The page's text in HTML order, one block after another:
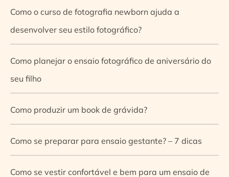
Como o curso de fotografia newborn ajuda a
desenvolver seu estilo fotográfico?
Como planejar o ensaio fotográfico de aniversário do
seu filho
Como produzir um book de grávida?
Como se preparar para ensaio gestante? – 7 dicas
Como se vestir confortável e bem para um ensaio de